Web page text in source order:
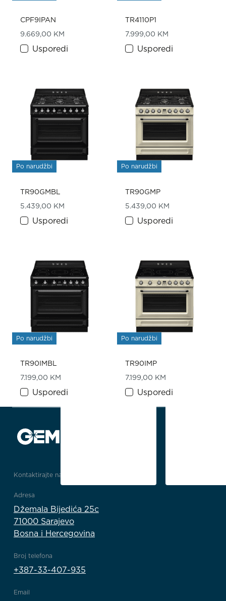
CPF9IPAN
9.669,00 KM
Usporedi
TR4110P1
7.999,00 KM
Usporedi
Po narudžbi
TR90GMBL
5.439,00 KM
Usporedi
Po narudžbi
TR90GMP
5.439,00 KM
Usporedi
Po narudžbi
TR90IMBL
7.199,00 KM
Usporedi
Po narudžbi
TR90IMP
7.199,00 KM
Usporedi
Kontaktirajte nas
Adresa
Džemala Bijedića 25c
71000 Sarajevo
Bosna i Hercegovina
Broj telefona
+387-33-407-935
Email